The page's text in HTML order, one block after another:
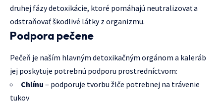
druhej fázy detoxikácie, ktoré pomáhajú neutralizovať a
odstraňovať škodlivé látky z organizmu.
Podpora pečene
Pečeň je naším hlavným detoxikačným orgánom a kaleráb
jej poskytuje potrebnú podporu prostredníctvom:
Chlínu – podporuje tvorbu žlče potrebnej na trávenie
tukov